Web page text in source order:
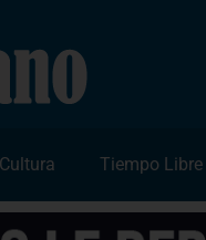
Cultura Tiempo Libre